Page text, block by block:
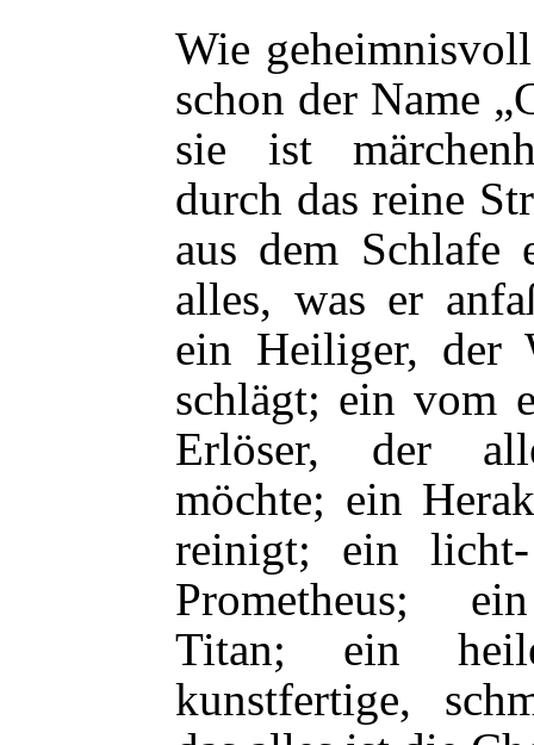
Wie
schon der Name
sie ist
durch das reine
aus dem Schlafe
alles, was er
ein Heiliger, der
schlägt; ein vom
Erlöser, der
möchte; ein
reinigt; ein licht-
Prometheus;
Titan; ein
kunstfertige,